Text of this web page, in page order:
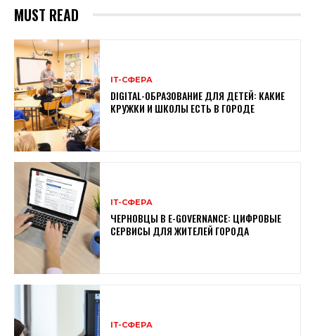
MUST READ
ІТ-СФЕРА
DIGITAL-ОБРАЗОВАНИЕ ДЛЯ ДЕТЕЙ: КАКИЕ
КРУЖКИ И ШКОЛЫ ЕСТЬ В ГОРОДЕ
ІТ-СФЕРА
ЧЕРНОВЦЫ В E-GOVERNANCE: ЦИФРОВЫЕ
СЕРВИСЫ ДЛЯ ЖИТЕЛЕЙ ГОРОДА
ІТ-СФЕРА